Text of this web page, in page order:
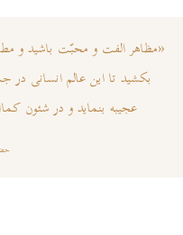
«مظاهر الفت و محبّت باشيد و
بکشيد تا اين عالم انسانی در
عجيبه بنمايد و در شئون